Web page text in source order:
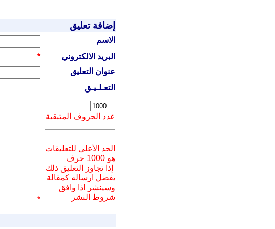
إضافة تعليق
الاسم
البريد الالكتروني
*
عنوان التعليق
التعـلـيـق
عدد الحروف المتبقية
الحد الأعلى للتعليقات
هو 1000 حرف
إذا تجاوز التعليق ذلك
يفضل ارساله كمقالة
وسينشر اذا وافق
شروط النشر
*